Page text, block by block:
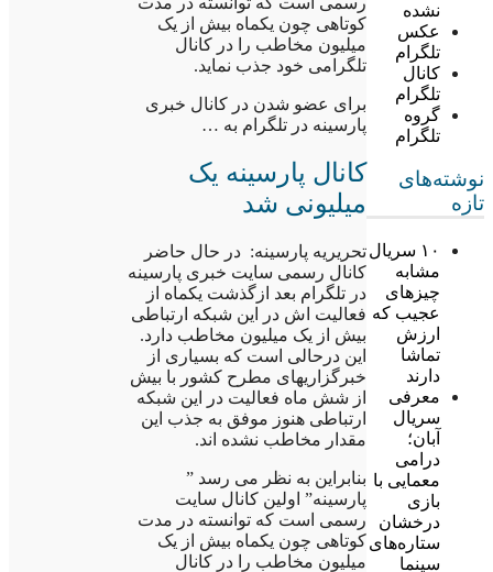
نشده
عکس
تلگرام
کانال
تلگرام
گروه
تلگرام
نوشته‌های
تازه
۱۰ سریال
مشابه
چیزهای
عجیب که
ارزش
تماشا
دارند
معرفی
سریال
آبان؛
درامی
معمایی با
بازی
درخشان
ستاره‌های
سینما
کوتاهی چون یکماه بیش از یک
میلیون مخاطب را در کانال
تلگرامی خود جذب نماید.
برای عضو شدن در کانال خبری
پارسینه در تلگرام به …
کانال پارسینه یک
میلیونی شد
تحریریه پارسینه: در حال حاضر
کانال رسمی سایت خبری پارسینه
در تلگرام بعد ازگذشت یکماه از
فعالیت اش در این شبکه ارتباطی
بیش از یک میلیون مخاطب دارد.
این درحالی است که بسیاری از
خبرگزاریهای مطرح کشور با بیش
از شش ماه فعالیت در این شبکه
ارتباطی هنوز موفق به جذب این
مقدار مخاطب نشده اند.
بنابراین به نظر می رسد ”
پارسینه” اولین کانال سایت
رسمی است که توانسته در مدت
کوتاهی چون یکماه بیش از یک
میلیون مخاطب را در کانال